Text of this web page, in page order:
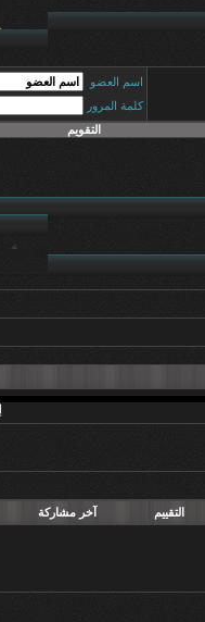
اسم العضو
كلمة المرور
التقويم
التقييم آخر مشاركة